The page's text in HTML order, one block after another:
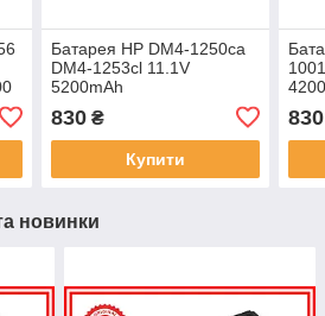
Батарея HP DM4-1250ca
DM4-1253cl 11.1V
5200mAh
830₴
Купити
830
новинки